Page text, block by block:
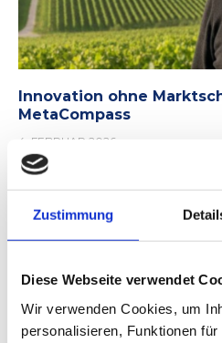
Zustimmung
Diese Webseite verwendet
Wir verwenden Cookies, um
personalisieren, Funktionen
Innovation ohne
MetaCompass
4. FEBRUAR 2026